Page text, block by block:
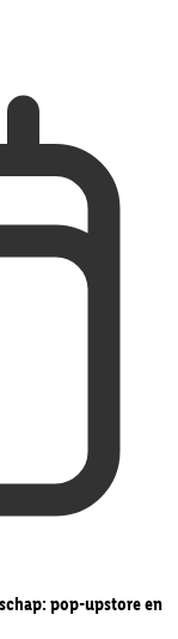
pop-upstore en